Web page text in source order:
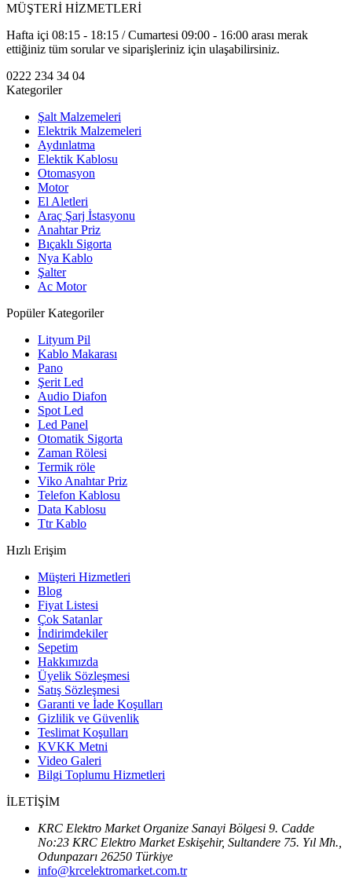
MÜŞTERİ HİZMETLERİ
Hafta içi 08:15 - 18:15 / Cumartesi 09:00 - 16:00 arası merak
ettiğiniz tüm sorular ve siparişleriniz için ulaşabilirsiniz.
0222 234 34 04
Kategoriler
Şalt Malzemeleri
Elektrik Malzemeleri
Aydınlatma
Elektik Kablosu
Otomasyon
Motor
El Aletleri
Araç Şarj İstasyonu
Anahtar Priz
Bıçaklı Sigorta
Nya Kablo
Şalter
Ac Motor
Popüler Kategoriler
Lityum Pil
Kablo Makarası
Pano
Şerit Led
Audio Diafon
Spot Led
Led Panel
Otomatik Sigorta
Zaman Rölesi
Termik röle
Viko Anahtar Priz
Telefon Kablosu
Data Kablosu
Ttr Kablo
Hızlı Erişim
Müşteri Hizmetleri
Blog
Fiyat Listesi
Çok Satanlar
İndirimdekiler
Sepetim
Hakkımızda
Üyelik Sözleşmesi
Satış Sözleşmesi
Garanti ve İade Koşulları
Gizlilik ve Güvenlik
Teslimat Koşulları
KVKK Metni
Video Galeri
Bilgi Toplumu Hizmetleri
İLETİŞİM
KRC Elektro Market Organize Sanayi Bölgesi 9. Cadde
No:23 KRC Elektro Market Eskişehir, Sultandere 75. Yıl Mh.,
Odunpazarı 26250 Türkiye
info@krcelektromarket.com.tr